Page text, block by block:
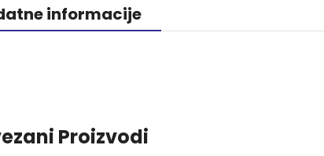
informacije
Proizvodi